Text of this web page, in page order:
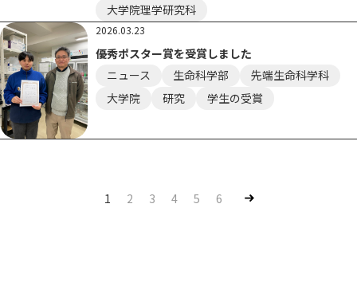
大学院理学研究科
2026.03.23
優秀ポスター賞を受賞しました
ニュース
生命科学部
先端生命科学科
大学院
研究 学生の受賞
1 2 3 4 5 6 Nex